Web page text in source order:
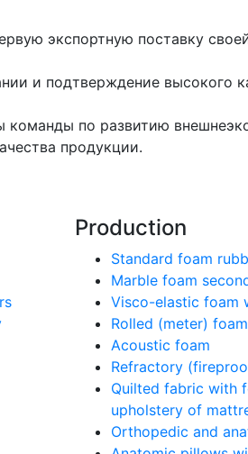
экспортную поставку
и подтверждение высокого
команды по развитию
продукции.
Production
Standard foam
Marble foam
Visco-elastic foam
Rolled (meter)
Acoustic foam
Refractory
Quilted fabric with
upholstery of
Orthopedic and